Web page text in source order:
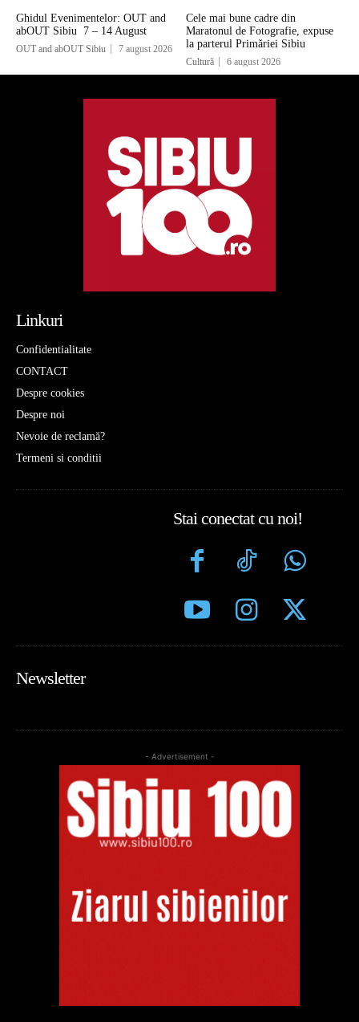
Ghidul Evenimentelor: OUT and
abOUT Sibiu 7 – 14 August
OUT and abOUT Sibiu 7 august 2026
Cele mai bune cadre din
Maratonul de Fotografie, expuse
la parterul Primăriei Sibiu
Cultură 6 august 2026
Linkuri
Confidentialitate
CONTACT
Despre cookies
Despre noi
Nevoie de reclamă?
Termeni si conditii
Stai conectat cu noi!
Newsletter
- Advertisement -